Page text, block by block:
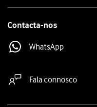
Contacta-nos
WhatsApp
Fala connosco